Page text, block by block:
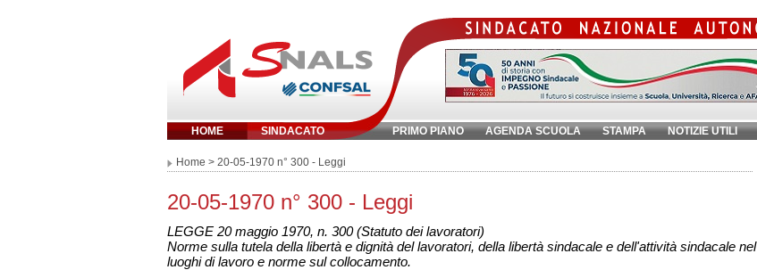
HOME SINDACATO PRIMO PIANO AGENDA SCUOLA STAMPA NOTIZIE UTILI
Inserisci parola chiave:
Home > 20-05-1970 n° 300 - Leggi
20-05-1970 n° 300 - Leggi
LEGGE 20 maggio 1970, n. 300 (Statuto dei lavoratori)
Norme sulla tutela della libertà e dignità del lavoratori, della libertà sindacale e dell'attività sindacale nel
luoghi di lavoro e norme sul collocamento.